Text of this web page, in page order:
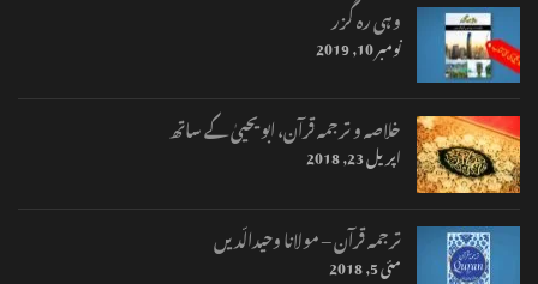
وہی رہ گزر
نومبر 10, 2019
خلاصہ و ترجمہ قرآن، ابو یحییٰ کے ساتھ
اپریل 23, 2018
ترجمہ قرآن – مولانا وحیدالّدیں
مئی 5, 2018